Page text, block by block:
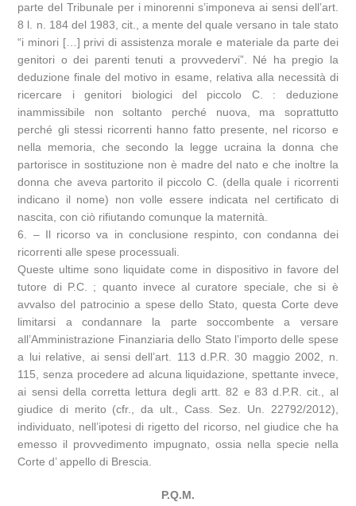
parte del Tribunale per i minorenni s’imponeva ai sensi dell’art.
8 l. n. 184 del 1983, cit., a mente del quale versano in tale stato
“i minori […] privi di assistenza morale e materiale da parte dei
genitori o dei parenti tenuti a provvedervi”. Né ha pregio la
deduzione finale del motivo in esame, relativa alla necessità di
ricercare i genitori biologici del piccolo C. : deduzione
inammissibile non soltanto perché nuova, ma soprattutto
perché gli stessi ricorrenti hanno fatto presente, nel ricorso e
nella memoria, che secondo la legge ucraina la donna che
partorisce in sostituzione non è madre del nato e che inoltre la
donna che aveva partorito il piccolo C. (della quale i ricorrenti
indicano il nome) non volle essere indicata nel certificato di
nascita, con ciò rifiutando comunque la maternità.
6. – Il ricorso va in conclusione respinto, con condanna dei
ricorrenti alle spese processuali.
Queste ultime sono liquidate come in dispositivo in favore del
tutore di P.C. ; quanto invece al curatore speciale, che si è
avvalso del patrocinio a spese dello Stato, questa Corte deve
limitarsi a condannare la parte soccombente a versare
all’Amministrazione Finanziaria dello Stato l’importo delle spese
a lui relative, ai sensi dell’art. 113 d.P.R. 30 maggio 2002, n.
115, senza procedere ad alcuna liquidazione, spettante invece,
ai sensi della corretta lettura degli artt. 82 e 83 d.P.R. cit., al
giudice di merito (cfr., da ult., Cass. Sez. Un. 22792/2012),
individuato, nell’ipotesi di rigetto del ricorso, nel giudice che ha
emesso il provvedimento impugnato, ossia nella specie nella
Corte d’ appello di Brescia.
P.Q.M.